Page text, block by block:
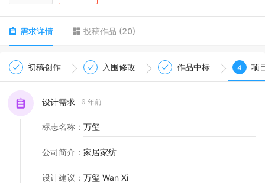
LOGO
需求详情 投稿作品 (20)
初稿创作 入围修改 作品中标 4 项
设计需求 6 年前
标志名称 ： 万玺
公司简介 ： 家居家纺
设计建议 ： 万玺 Wan Xi